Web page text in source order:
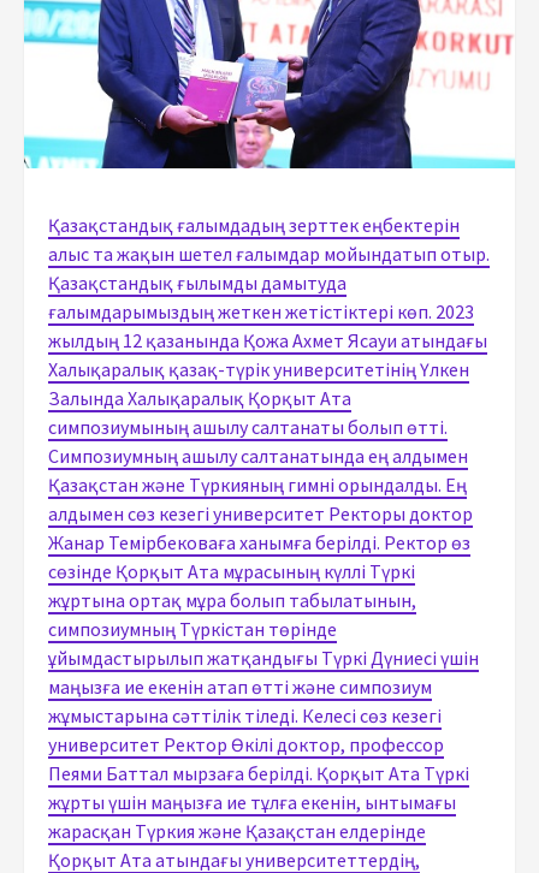
Қазақстандық ғалымдадың зерттек еңбектерін
алыс та жақын шетел ғалымдар мойындатып отыр.
Қазақстандық ғылымды дамытуда
ғалымдарымыздың жеткен жетістіктері көп. 2023
жылдың 12 қазанында Қожа Ахмет Ясауи атындағы
Халықаралық қазақ-түрік университетінің Үлкен
Залында Халықаралық Қорқыт Ата
симпозиумының ашылу салтанаты болып өтті.
Симпозиумның ашылу салтанатында ең алдымен
Қазақстан және Түркияның гимні орындалды. Ең
алдымен сөз кезегі университет Ректоры доктор
Жанар Темірбековаға ханымға берілді. Ректор өз
сөзінде Қорқыт Ата мұрасының күллі Түркі
жұртына ортақ мұра болып табылатынын,
симпозиумның Түркістан төрінде
ұйымдастырылып жатқандығы Түркі Дүниесі үшін
маңызға ие екенін атап өтті және симпозиум
жұмыстарына сәттілік тіледі. Келесі сөз кезегі
университет Ректор Өкілі доктор, профессор
Пеями Баттал мырзаға берілді. Қорқыт Ата Түркі
жұрты үшін маңызға ие тұлға екенін, ынтымағы
жарасқан Түркия және Қазақстан елдерінде
Қорқыт Ата атындағы университеттердің,